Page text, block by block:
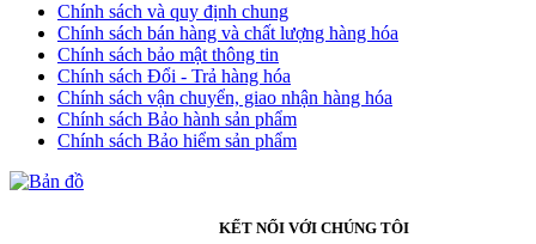
Chính sách và quy định chung
Chính sách bán hàng và chất lượng hàng hóa
Chính sách bảo mật thông tin
Chính sách Đổi - Trả hàng hóa
Chính sách vận chuyển, giao nhận hàng hóa
Chính sách Bảo hành sản phẩm
Chính sách Bảo hiểm sản phẩm
KẾT NỐI VỚI CHÚNG TÔI